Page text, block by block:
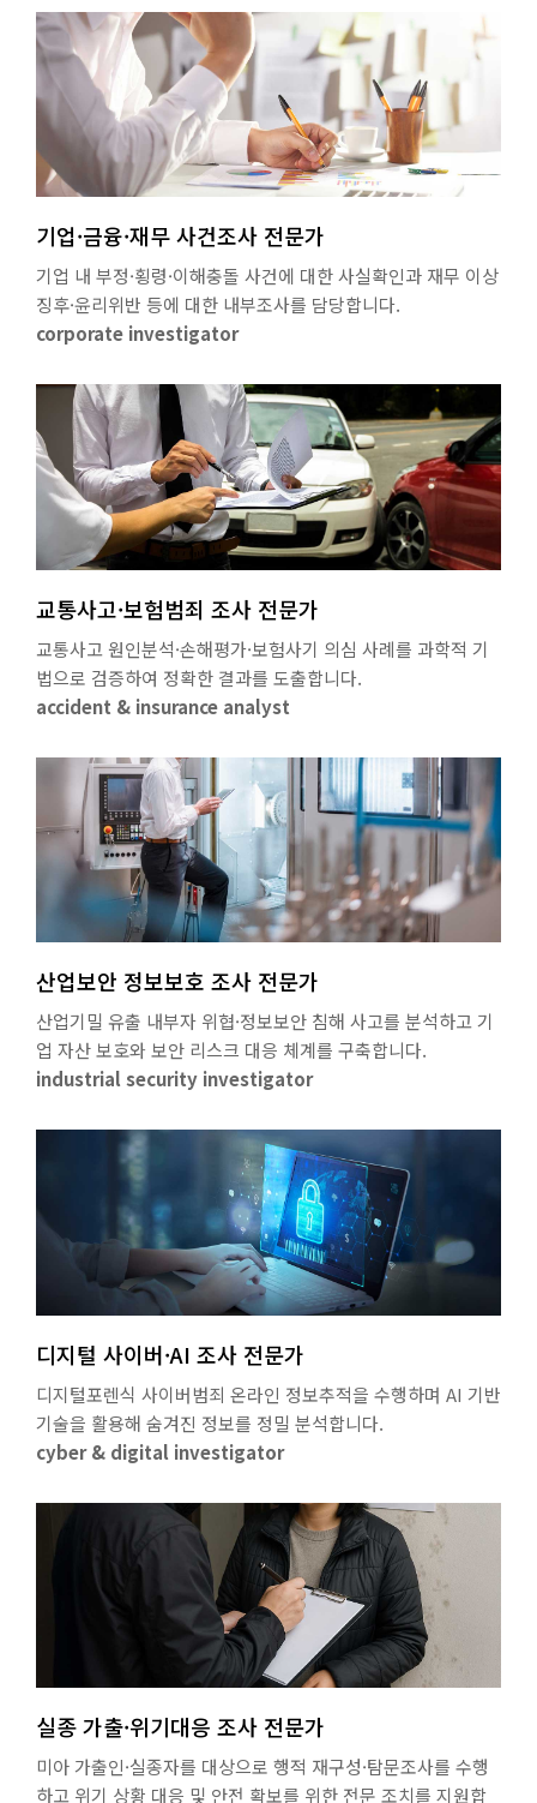
기업·금융·재무 사건조사 전문가
기업 내 부정·횡령·이해충돌 사건에 대한 사실확인과 재무 이상
징후·윤리위반 등에 대한 내부조사를 담당합니다.
corporate investigator
교통사고·보험범죄 조사 전문가
교통사고 원인분석·손해평가·보험사기 의심 사례를 과학적 기
법으로 검증하여 정확한 결과를 도출합니다.
accident & insurance analyst
산업보안 정보보호 조사 전문가
산업기밀 유출 내부자 위협·정보보안 침해 사고를 분석하고 기
업 자산 보호와 보안 리스크 대응 체계를 구축합니다.
industrial security investigator
디지털 사이버·AI 조사 전문가
디지털포렌식 사이버범죄 온라인 정보추적을 수행하며 AI 기반
기술을 활용해 숨겨진 정보를 정밀 분석합니다.
cyber & digital investigator
실종 가출·위기대응 조사 전문가
미아 가출인·실종자를 대상으로 행적 재구성·탐문조사를 수행
하고 위기 상황 대응 및 안전 확보를 위한 전문 조치를 지원합